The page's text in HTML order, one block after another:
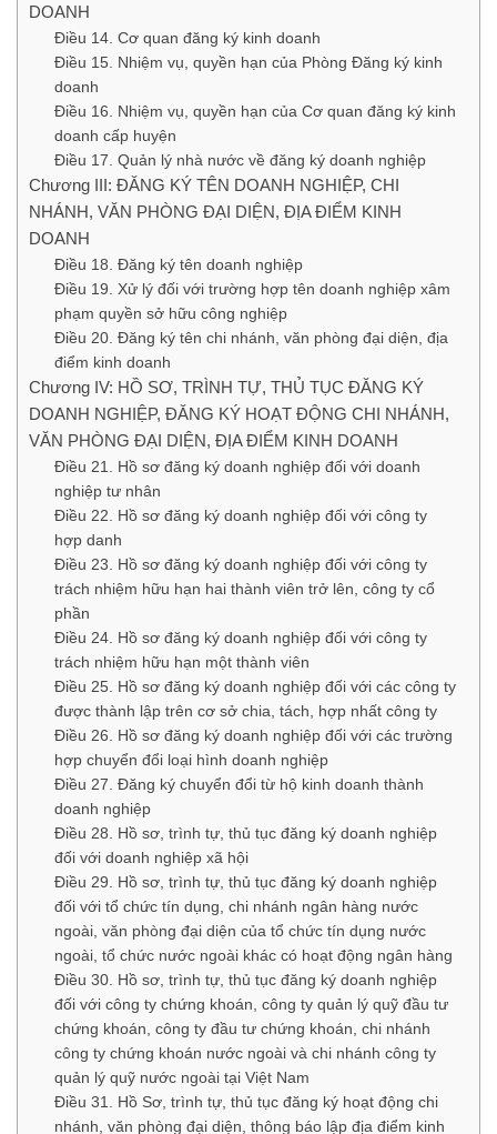
DOANH
Điều 14. Cơ quan đăng ký kinh doanh
Điều 15. Nhiệm vụ, quyền hạn của Phòng Đăng ký kinh
doanh
Điều 16. Nhiệm vụ, quyền hạn của Cơ quan đăng ký kinh
doanh cấp huyện
Điều 17. Quản lý nhà nước về đăng ký doanh nghiệp
Chương III: ĐĂNG KÝ TÊN DOANH NGHIỆP, CHI
NHÁNH, VĂN PHÒNG ĐẠI DIỆN, ĐỊA ĐIỂM KINH
DOANH
Điều 18. Đăng ký tên doanh nghiệp
Điều 19. Xử lý đối với trường hợp tên doanh nghiệp xâm
phạm quyền sở hữu công nghiệp
Điều 20. Đăng ký tên chi nhánh, văn phòng đại diện, địa
điểm kinh doanh
Chương IV: HỒ SƠ, TRÌNH TỰ, THỦ TỤC ĐĂNG KÝ
DOANH NGHIỆP, ĐĂNG KÝ HOẠT ĐỘNG CHI NHÁNH,
VĂN PHÒNG ĐẠI DIỆN, ĐỊA ĐIỂM KINH DOANH
Điều 21. Hồ sơ đăng ký doanh nghiệp đối với doanh
nghiệp tư nhân
Điều 22. Hồ sơ đăng ký doanh nghiệp đối với công ty
hợp danh
Điều 23. Hồ sơ đăng ký doanh nghiệp đối với công ty
trách nhiệm hữu hạn hai thành viên trở lên, công ty cổ
phần
Điều 24. Hồ sơ đăng ký doanh nghiệp đối với công ty
trách nhiệm hữu hạn một thành viên
Điều 25. Hồ sơ đăng ký doanh nghiệp đối với các công ty
được thành lập trên cơ sở chia, tách, hợp nhất công ty
Điều 26. Hồ sơ đăng ký doanh nghiệp đối với các trường
hợp chuyển đổi loại hình doanh nghiệp
Điều 27. Đăng ký chuyển đổi từ hộ kinh doanh thành
doanh nghiệp
Điều 28. Hồ sơ, trình tự, thủ tục đăng ký doanh nghiệp
đối với doanh nghiệp xã hội
Điều 29. Hồ sơ, trình tự, thủ tục đăng ký doanh nghiệp
đối với tổ chức tín dụng, chi nhánh ngân hàng nước
ngoài, văn phòng đại diện của tổ chức tín dụng nước
ngoài, tổ chức nước ngoài khác có hoạt động ngân hàng
Điều 30. Hồ sơ, trình tự, thủ tục đăng ký doanh nghiệp
đối với công ty chứng khoán, công ty quản lý quỹ đầu tư
chứng khoán, công ty đầu tư chứng khoán, chi nhánh
công ty chứng khoán nước ngoài và chi nhánh công ty
quản lý quỹ nước ngoài tại Việt Nam
Điều 31. Hồ Sơ, trình tự, thủ tục đăng ký hoạt động chi
nhánh, văn phòng đại diện, thông báo lập địa điểm kinh